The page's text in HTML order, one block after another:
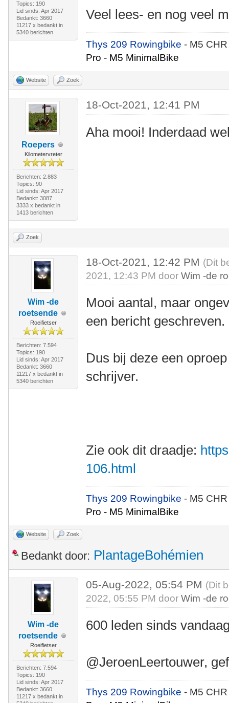
Topics: 190
Lid sinds: Apr 2017
Bedankt: 3660
11217 x bedankt in
5340 berichten
Veel lees- en nog veel
Thys 209 Rowingbike- M5
Pro - M5 MinimalBike
Website Zoek
Roepers
Kilometervreter
Berichten: 2.883
Topics: 90
Lid sinds: Apr 2017
Bedankt: 3087
3333 x bedankt in
1413 berichten
18-Oct-2021, 12:41 PM
Aha mooi! Inderdaad
Zoek
Wim -de
roetsende
Roeifietser
Berichten: 7.594
Topics: 190
Lid sinds: Apr 2017
Bedankt: 3660
11217 x bedankt in
5340 berichten
18-Oct-2021, 12:42 PM (Dit
2021, 12:43 PM doorWim -de
Mooi aantal, maar
een bericht geschreven.
Dus bij deze een
schrijver.
Zie ook dit draadje:
106.html
Thys 209 Rowingbike- M5
Pro - M5 MinimalBike
Website Zoek
Bedankt door: PlantageBohémien
Wim -de
roetsende
Roeifietser
Berichten: 7.594
Topics: 190
Lid sinds: Apr 2017
Bedankt: 3660
11217 x bedankt in
05-Aug-2022, 05:54 PM (Dit
2022, 05:55 PM doorWim -de
600 leden sinds
@JeroenLeertouwer,
Thys 209 Rowingbike- M5